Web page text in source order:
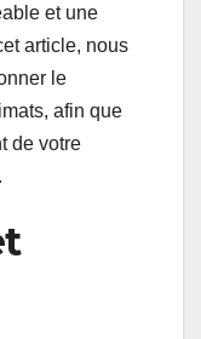
et une
article, nous
le
afin que
de votre